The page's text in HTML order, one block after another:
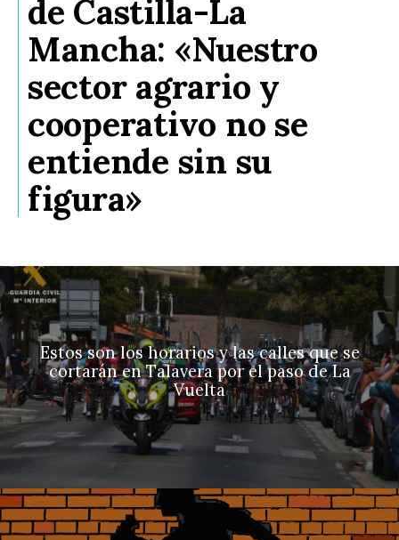
de Castilla-La
Mancha: «Nuestro
sector agrario y
cooperativo no se
entiende sin su
figura»
Estos son los horarios y las calles que se
cortarán en Talavera por el paso de La
Vuelta